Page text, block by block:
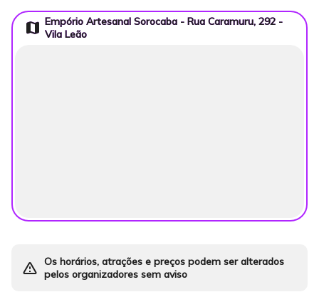
map Empório Artesanal Sorocaba - Rua Caramuru, 292 -
Vila Leão
warning_amber Os horários, atrações e preços podem ser alterados
pelos organizadores sem aviso